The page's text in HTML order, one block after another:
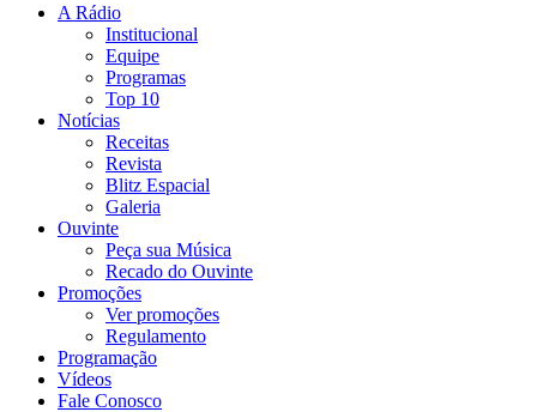
A Rádio
Institucional
Equipe
Programas
Top 10
Notícias
Receitas
Revista
Blitz Espacial
Galeria
Ouvinte
Peça sua Música
Recado do Ouvinte
Promoções
Ver promoções
Regulamento
Programação
Vídeos
Fale Conosco